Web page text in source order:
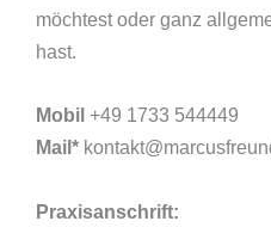
möchtest oder ganz
hast.
Mobil +49 1733 544449
Mail*
Praxisanschrift: